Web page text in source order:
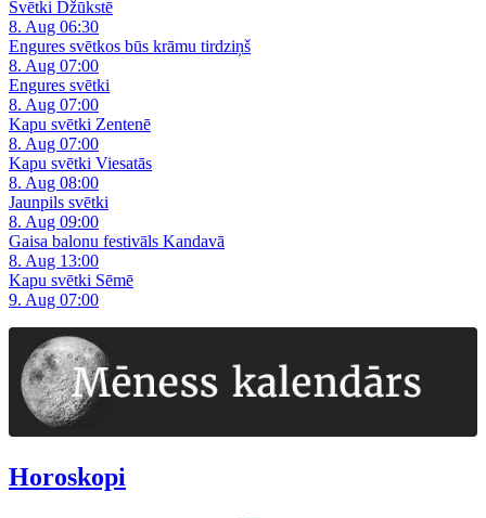
Svētki Džūkstē
8. Aug 06:30
Engures svētkos būs krāmu tirdziņš
8. Aug 07:00
Engures svētki
8. Aug 07:00
Kapu svētki Zentenē
8. Aug 07:00
Kapu svētki Viesatās
8. Aug 08:00
Jaunpils svētki
8. Aug 09:00
Gaisa balonu festivāls Kandavā
8. Aug 13:00
Kapu svētki Sēmē
9. Aug 07:00
Horoskopi